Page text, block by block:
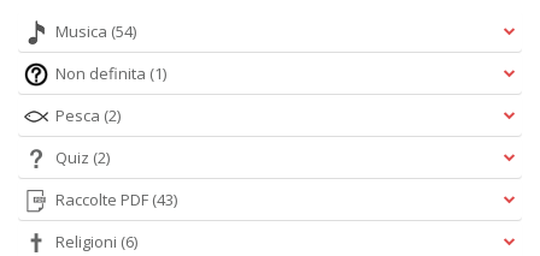
Musica (54)
Non definita (1)
Pesca (2)
Quiz (2)
Raccolte PDF (43)
Religioni (6)